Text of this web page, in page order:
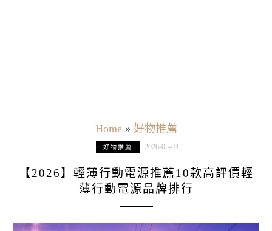
Home» 好物推薦
好物推薦 2026-05-03
【2026】輕薄行動電源推薦10款高評價輕
薄行動電源品牌排行